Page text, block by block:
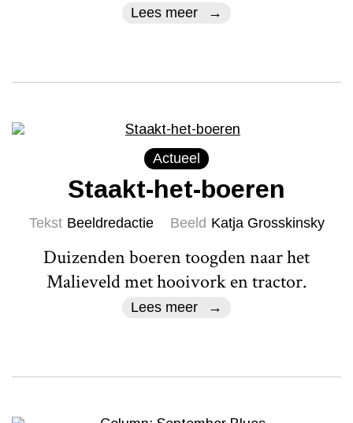
Lees meer
Actueel
Staakt-het-boeren
Tekst Beeldredactie Beeld Katja Grosskinsky
Duizenden boeren toogden naar het
Malieveld met hooivork en tractor.
Lees meer